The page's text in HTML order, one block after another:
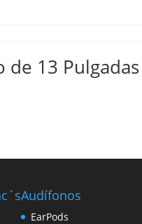
de 13
Audífonos
EarPods